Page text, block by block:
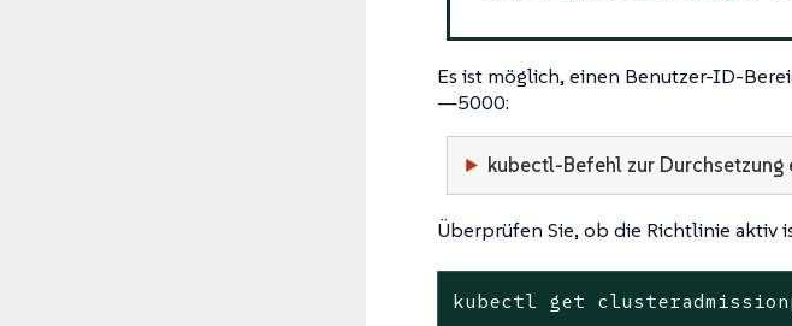
Es ist möglich, einen Benutzer-ID-
—​5000:
kubectl-Befehl zur
Überprüfen Sie, ob die Richtlinie aktiv
kubectl get